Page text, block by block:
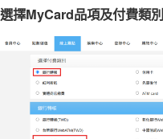
選擇MyCard品項及付費類